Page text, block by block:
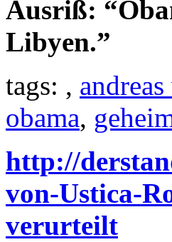
Ausriß:
Libyen.”
tags: ,
obama,
http://
von-Ustica-
verurteilt